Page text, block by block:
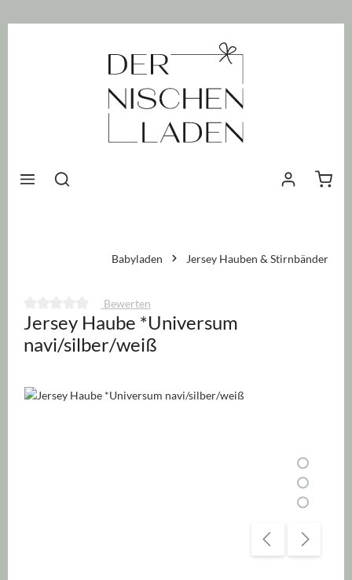
Babyladen Jersey Hauben & Stirnbänder
Durchschnittliche Bewertung von 0 von 5 Sternen
Bewerten
Jersey Haube *Universum
navi/silber/weiß
Bildergalerie überspringen